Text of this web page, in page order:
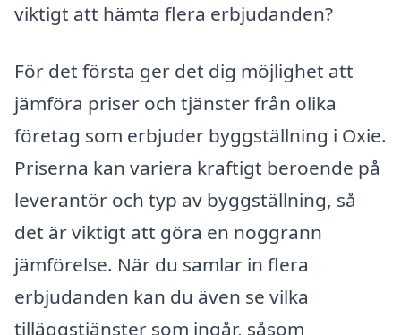
viktigt att hämta flera erbjudanden?
För det första ger det dig möjlighet att
jämföra priser och tjänster från olika
företag som erbjuder byggställning i Oxie.
Priserna kan variera kraftigt beroende på
leverantör och typ av byggställning, så
det är viktigt att göra en noggrann
jämförelse. När du samlar in flera
erbjudanden kan du även se vilka
tilläggstjänster som ingår, såsom